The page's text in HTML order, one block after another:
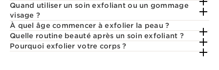
Quand utiliser un soin exfoliant ou un gommage
visage ?
À quel âge commencer à exfolier la peau ?
Quelle routine beauté après un soin exfoliant ?
Pourquoi exfolier votre corps ?